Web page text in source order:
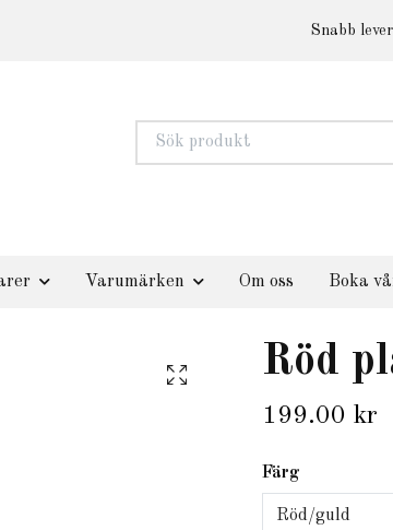
Snabb
Varumärken Om oss Boka
Röd
199.00 kr
Färg
Röd/guld